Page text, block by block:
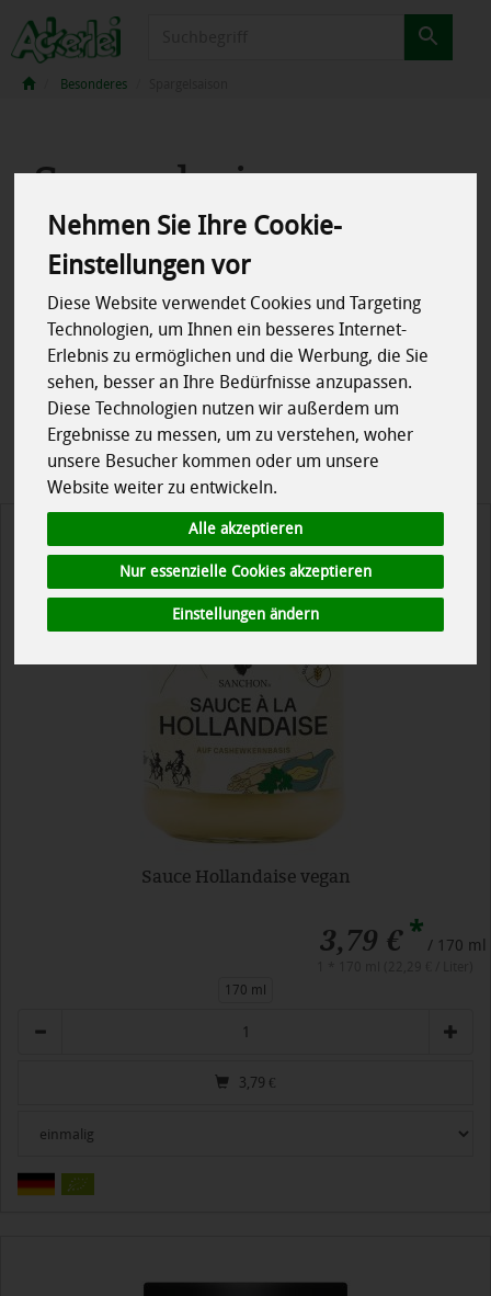
Nehmen Sie Ihre Cookie-
Einstellungen vor
Diese Website verwendet Cookies und Targeting
Technologien, um Ihnen ein besseres Internet-
Erlebnis zu ermöglichen und die Werbung, die Sie
sehen, besser an Ihre Bedürfnisse anzupassen.
Diese Technologien nutzen wir außerdem um
Ergebnisse zu messen, um zu verstehen, woher
unsere Besucher kommen oder um unsere
Website weiter zu entwickeln.
Alle akzeptieren
Nur essenzielle Cookies akzeptieren
Einstellungen ändern
Besonderes
Spargelsaison
Hersteller Ernährung
Allergene
Sauce Hollandaise vegan
3,79 €* / 170 ml
170 ml
3,79 €